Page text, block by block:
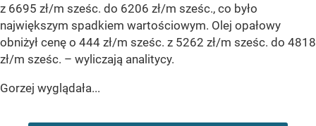
z 6695 zł/m sześc. do 6206 zł/m sześc., co było
największym spadkiem wartościowym. Olej opałowy
obniżył cenę o 444 zł/m sześc. z 5262 zł/m sześc. do 4818
zł/m sześc. – wyliczają analitycy.
Gorzej wyglądała...